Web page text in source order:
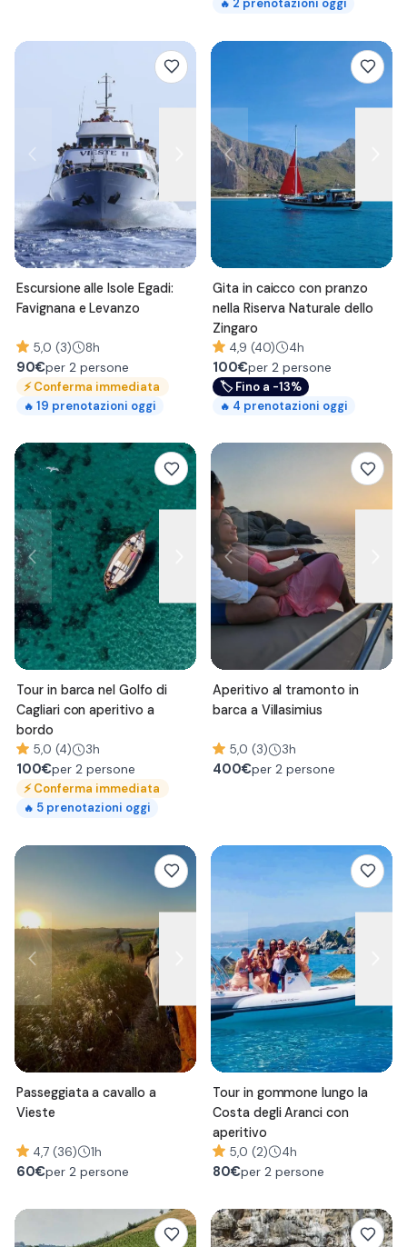
🔥 2 prenotazioni oggi
Escursione alle Isole Egadi:
Favignana e Levanzo
5,0 (3) 8h
90€per 2 persone
⚡Conferma immediata
🔥 19 prenotazioni oggi
Gita in caicco con pranzo
nella Riserva Naturale dello
Zingaro
4,9 (40) 4h
100€per 2 persone
🏷 Fino a -13%
🔥 4 prenotazioni oggi
Tour in barca nel Golfo di
Cagliari con aperitivo a
bordo
5,0 (4) 3h
100€per 2 persone
⚡Conferma immediata
🔥 5 prenotazioni oggi
Aperitivo al tramonto in
barca a Villasimius
5,0 (3) 3h
400€per 2 persone
Passeggiata a cavallo a
Vieste
4,7 (36) 1h
60€per 2 persone
Tour in gommone lungo la
Costa degli Aranci con
aperitivo
5,0 (2) 4h
80€per 2 persone